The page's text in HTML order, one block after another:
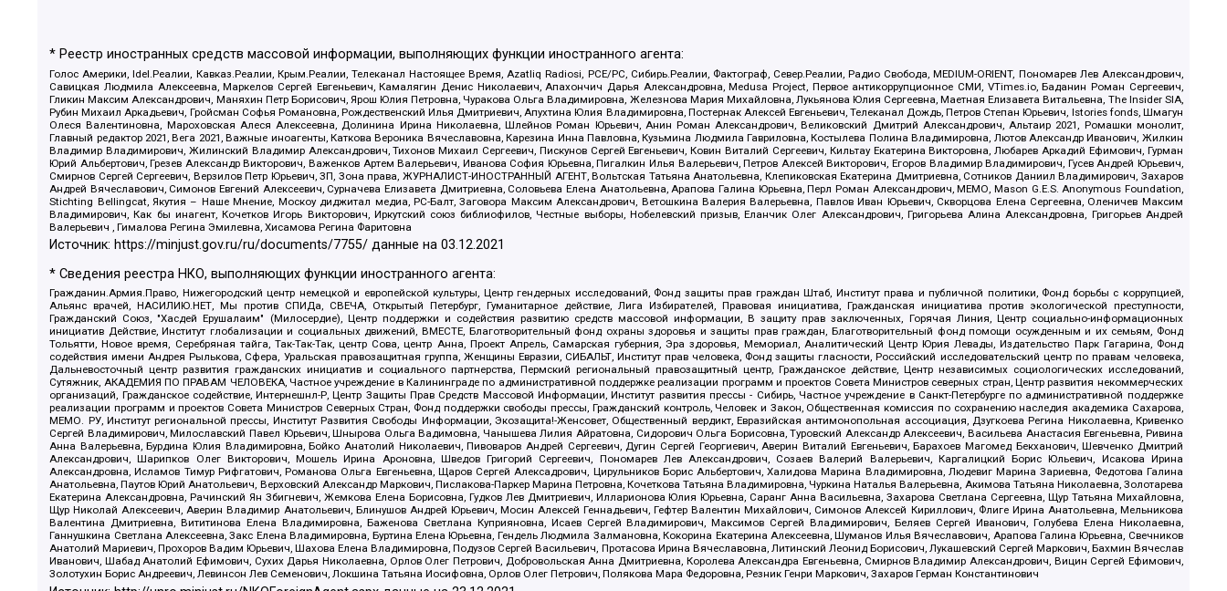
* Реестр иностранных средств массовой информации, выполняющих функции иностранного агента:
Голос Америки, Idel.Реалии, Кавказ.Реалии, Крым.Реалии, Телеканал Настоящее Время, Azatliq Radiosi, PCE/PC, Сибирь.Реалии, Фактограф, Север.Реалии, Радио Свобода, MEDIUM-ORIENT, Пономарев Лев Александрович,
Савицкая Людмила Алексеевна, Маркелов Сергей Евгеньевич, Камалягин Денис Николаевич, Апахончич Дарья Александровна, Medusa Project, Первое антикоррупционное СМИ, VTimes.io, Баданин Роман Сергеевич,
Гликин Максим Александрович, Маняхин Петр Борисович, Ярош Юлия Петровна, Чуракова Ольга Владимировна, Железнова Мария Михайловна, Лукьянова Юлия Сергеевна, Маетная Елизавета Витальевна, The Insider SIA,
Рубин Михаил Аркадьевич, Гройсман Софья Романовна, Рождественский Илья Дмитриевич, Апухтина Юлия Владимировна, Постернак Алексей Евгеньевич, Телеканал Дождь, Петров Степан Юрьевич, Istories fonds, Шмагун
Олеся Валентиновна, Мароховская Алеся Алексеевна, Долинина Ирина Николаевна, Шлейнов Роман Юрьевич, Анин Роман Александрович, Великовский Дмитрий Александрович, Альтаир 2021, Ромашки монолит,
Главный редактор 2021, Вега 2021, Важные иноагенты, Каткова Вероника Вячеславовна, Карезина Инна Павловна, Кузьмина Людмила Гавриловна, Костылева Полина Владимировна, Лютов Александр Иванович, Жилкин
Владимир Владимирович, Жилинский Владимир Александрович, Тихонов Михаил Сергеевич, Пискунов Сергей Евгеньевич, Ковин Виталий Сергеевич, Кильтау Екатерина Викторовна, Любарев Аркадий Ефимович, Гурман
Юрий Альбертович, Грезев Александр Викторович, Важенков Артем Валерьевич, Иванова София Юрьевна, Пигалкин Илья Валерьевич, Петров Алексей Викторович, Егоров Владимир Владимирович, Гусев Андрей Юрьевич,
Смирнов Сергей Сергеевич, Верзилов Петр Юрьевич, ЗП, Зона права, ЖУРНАЛИСТ-ИНОСТРАННЫЙ АГЕНТ, Вольтская Татьяна Анатольевна, Клепиковская Екатерина Дмитриевна, Сотников Даниил Владимирович, Захаров
Андрей Вячеславович, Симонов Евгений Алексеевич, Сурначева Елизавета Дмитриевна, Соловьева Елена Анатольевна, Арапова Галина Юрьевна, Перл Роман Александрович, МЕМО, Mason G.E.S. Anonymous Foundation,
Stichting Bellingcat, Якутия – Наше Мнение, Москоу диджитал медиа, РС-Балт, Заговора Максим Александрович, Ветошкина Валерия Валерьевна, Павлов Иван Юрьевич, Скворцова Елена Сергеевна, Оленичев Максим
Владимирович, Как бы инагент, Кочетков Игорь Викторович, Иркутский союз библиофилов, Честные выборы, Нобелевский призыв, Еланчик Олег Александрович, Григорьева Алина Александровна, Григорьев Андрей
Валерьевич , Гималова Регина Эмилевна, Хисамова Регина Фаритовна
Источник: https://minjust.gov.ru/ru/documents/7755/ данные на03.12.2021
* Сведения реестра НКО, выполняющих функции иностранного агента:
Гражданин.Армия.Право, Нижегородский центр немецкой и европейской культуры, Центр гендерных исследований, Фонд защиты прав граждан Штаб, Институт права и публичной политики, Фонд борьбы с коррупцией,
Альянс врачей, НАСИЛИЮ.НЕТ, Мы против СПИДа, СВЕЧА, Открытый Петербург, Гуманитарное действие, Лига Избирателей, Правовая инициатива, Гражданская инициатива против экологической преступности,
Гражданский Союз, "Хасдей Ерушалаим" (Милосердие), Центр поддержки и содействия развитию средств массовой информации, В защиту прав заключенных, Горячая Линия, Центр социально-информационных
инициатив Действие, Институт глобализации и социальных движений, ВМЕСТЕ, Благотворительный фонд охраны здоровья и защиты прав граждан, Благотворительный фонд помощи осужденным и их семьям, Фонд
Тольятти, Новое время, Серебряная тайга, Так-Так-Так, центр Сова, центр Анна, Проект Апрель, Самарская губерния, Эра здоровья, Мемориал, Аналитический Центр Юрия Левады, Издательство Парк Гагарина, Фонд
содействия имени Андрея Рылькова, Сфера, Уральская правозащитная группа, Женщины Евразии, СИБАЛЬТ, Институт прав человека, Фонд защиты гласности, Российский исследовательский центр по правам человека,
Дальневосточный центр развития гражданских инициатив и социального партнерства, Пермский региональный правозащитный центр, Гражданское действие, Центр независимых социологических исследований,
Сутяжник, АКАДЕМИЯ ПО ПРАВАМ ЧЕЛОВЕКА, Частное учреждение в Калининграде по административной поддержке реализации программ и проектов Совета Министров северных стран, Центр развития некоммерческих
организаций, Гражданское содействие, Интернешнл-Р, Центр Защиты Прав Средств Массовой Информации, Институт развития прессы - Сибирь, Частное учреждение в Санкт-Петербурге по административной поддержке
реализации программ и проектов Совета Министров Северных Стран, Фонд поддержки свободы прессы, Гражданский контроль, Человек и Закон, Общественная комиссия по сохранению наследия академика Сахарова,
МЕМО. РУ, Институт региональной прессы, Институт Развития Свободы Информации, Экозащита!-Женсовет, Общественный вердикт, Евразийская антимонопольная ассоциация, Дзугкоева Регина Николаевна, Кривенко
Сергей Владимирович, Милославский Павел Юрьевич, Шнырова Ольга Вадимовна, Чанышева Лилия Айратовна, Сидорович Ольга Борисовна, Туровский Александр Алексеевич, Васильева Анастасия Евгеньевна, Ривина
Анна Валерьевна, Бурдина Юлия Владимировна, Бойко Анатолий Николаевич, Пивоваров Андрей Сергеевич, Дугин Сергей Георгиевич, Аверин Виталий Евгеньевич, Барахоев Магомед Бекханович, Шевченко Дмитрий
Александрович, Шарипков Олег Викторович, Мошель Ирина Ароновна, Шведов Григорий Сергеевич, Пономарев Лев Александрович, Созаев Валерий Валерьевич, Каргалицкий Борис Юльевич, Исакова Ирина
Александровна, Исламов Тимур Рифгатович, Романова Ольга Евгеньевна, Щаров Сергей Алексадрович, Цирульников Борис Альбертович, Халидова Марина Владимировна, Людевиг Марина Зариевна, Федотова Галина
Анатольевна, Паутов Юрий Анатольевич, Верховский Александр Маркович, Пислакова-Паркер Марина Петровна, Кочеткова Татьяна Владимировна, Чуркина Наталья Валерьевна, Акимова Татьяна Николаевна, Золотарева
Екатерина Александровна, Рачинский Ян Збигневич, Жемкова Елена Борисовна, Гудков Лев Дмитриевич, Илларионова Юлия Юрьевна, Саранг Анна Васильевна, Захарова Светлана Сергеевна, Щур Татьяна Михайловна,
Щур Николай Алексеевич, Аверин Владимир Анатольевич, Блинушов Андрей Юрьевич, Мосин Алексей Геннадьевич, Гефтер Валентин Михайлович, Симонов Алексей Кириллович, Флиге Ирина Анатольевна, Мельникова
Валентина Дмитриевна, Вититинова Елена Владимировна, Баженова Светлана Куприяновна, Исаев Сергей Владимирович, Максимов Сергей Владимирович, Беляев Сергей Иванович, Голубева Елена Николаевна,
Ганнушкина Светлана Алексеевна, Закс Елена Владимировна, Буртина Елена Юрьевна, Гендель Людмила Залмановна, Кокорина Екатерина Алексеевна, Шуманов Илья Вячеславович, Арапова Галина Юрьевна, Свечников
Анатолий Мариевич, Прохоров Вадим Юрьевич, Шахова Елена Владимировна, Подузов Сергей Васильевич, Протасова Ирина Вячеславовна, Литинский Леонид Борисович, Лукашевский Сергей Маркович, Бахмин Вячеслав
Иванович, Шабад Анатолий Ефимович, Сухих Дарья Николаевна, Орлов Олег Петрович, Добровольская Анна Дмитриевна, Королева Александра Евгеньевна, Смирнов Владимир Александрович, Вицин Сергей Ефимович,
Золотухин Борис Андреевич, Левинсон Лев Семенович, Локшина Татьяна Иосифовна, Орлов Олег Петрович, Полякова Мара Федоровна, Резник Генри Маркович, Захаров Герман Константинович